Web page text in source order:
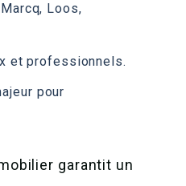
Loos,
et professionnels.
pour
garantit un